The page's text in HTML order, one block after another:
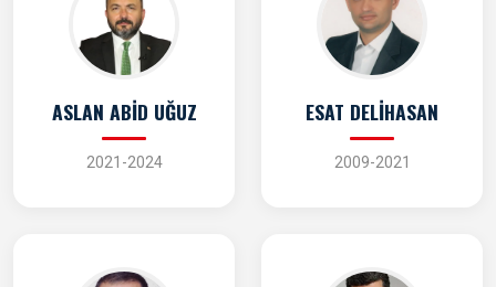
ASLAN ABİD UĞUZ
2021-2024
ESAT DELİHASAN
2009-2021